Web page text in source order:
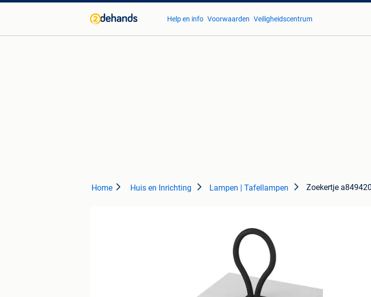
Help en info Voorwaarden Veiligheidscentrum
Home Huis en Inrichting Lampen | Tafellampen Zoekertje